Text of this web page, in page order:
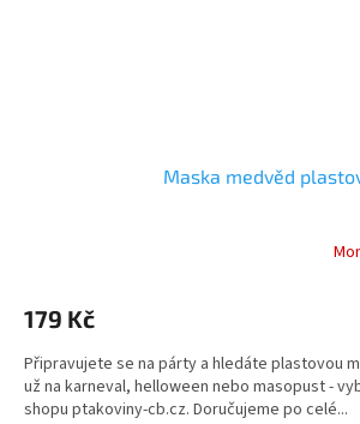
Maska medvěd
179 Kč
Připravujete se na párty a hledáte plastovou
už na karneval, helloween nebo masopust -
shopu ptakoviny-cb.cz. Doručujeme po celé...